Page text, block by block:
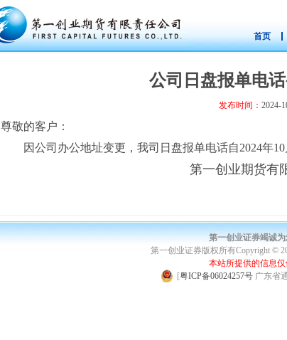
首页
公司日盘报单电
发布时间： 2024-
尊敬的客户：
因公司办公地址变更，我司日盘报单电话自2024年
第一创业期货有
2024年
第一创业证券竭诚
第一创业证券版权所有Copyright ©
本站所提供的信息
[粤ICP备06024257号 广东省